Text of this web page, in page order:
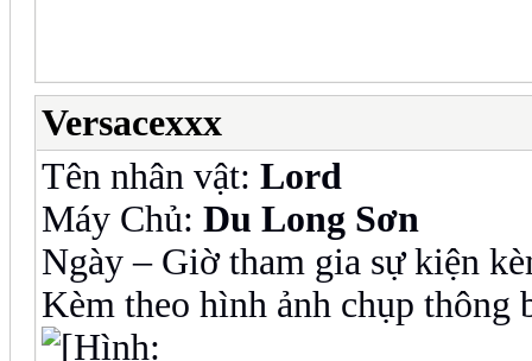
Versacexxx
Tên nhân vật: Lord
Máy Chủ: Du Long Sơn
Ngày – Giờ tham gia sự kiện
Kèm theo hình ảnh chụp thông